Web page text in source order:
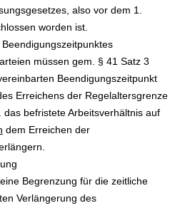
also vor dem 1.
worden ist.
müssen gem. § 41 Satz 3
Beendigungszeitpunkt
Erreichens der Regelaltersgrenze
das befristete Arbeitsverhältnis auf
dem Erreichen der
Begrenzung für die zeitliche
Verlängerung des